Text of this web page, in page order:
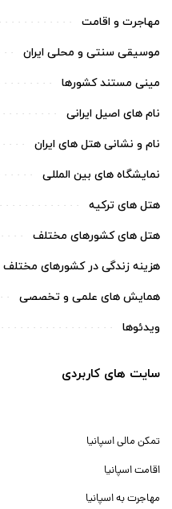
مهاجرت و اقامت
موسیقی سنتی و محلی ایران
مینی مستند کشورها
نام های اصیل ایرانی
نام و نشانی هتل های ایران
نمایشگاه های بین المللی
هتل های ترکیه
هتل های کشورهای مختلف
هزینه زندگی در کشورهای مختلف
همایش های علمی و تخصصی
ویدئوها
سایت های کاربردی
تمکن مالی اسپانیا
اقامت اسپانیا
مهاجرت به اسپانیا